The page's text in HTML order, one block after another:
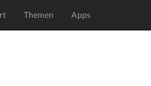
Themen Apps